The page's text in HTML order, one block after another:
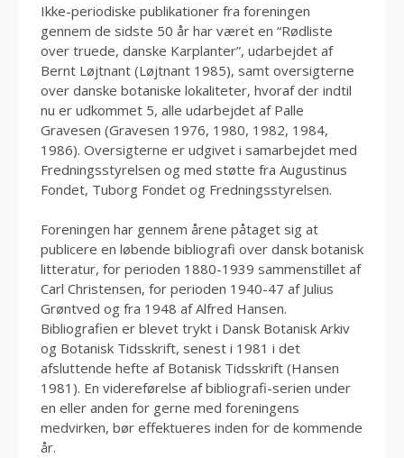
Ikke-periodiske publikationer fra foreningen
gennem de sidste 50 år har været en “Rødliste
over truede, danske Karplanter”, udarbejdet af
Bernt Løjtnant (Løjtnant 1985), samt oversigterne
over danske botaniske lokaliteter, hvoraf der indtil
nu er udkommet 5, alle udarbejdet af Palle
Gravesen (Gravesen 1976, 1980, 1982, 1984,
1986). Oversigterne er udgivet i samarbejdet med
Fredningsstyrelsen og med støtte fra Augustinus
Fondet, Tuborg Fondet og Fredningsstyrelsen.
Foreningen har gennem årene påtaget sig at
publicere en løbende bibliografi over dansk botanisk
litteratur, for perioden 1880-1939 sammenstillet af
Carl Christensen, for perioden 1940-47 af Julius
Grøntved og fra 1948 af Alfred Hansen.
Bibliografien er blevet trykt i Dansk Botanisk Arkiv
og Botanisk Tidsskrift, senest i 1981 i det
afsluttende hefte af Botanisk Tidsskrift (Hansen
1981). En videreførelse af bibliografi-serien under
en eller anden for gerne med foreningens
medvirken, bør effektueres inden for de kommende
år.